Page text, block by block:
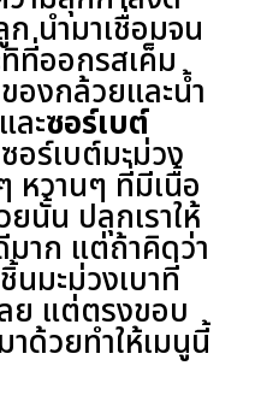
นำมาเชื่อมจน
ทิที่ออกรสเค็ม
องกล้วยและน้ำ
ละซอร์เบต์
อร์เบต์มะม่วง
หวานๆ ที่มีเนื้อ
ยนั้น ปลุกเราให้
มาก แต่ถ้าคิดว่า
นมะม่วงเบาที่
ย แต่ตรงขอบ
ด้วยทำให้เมนูนี้